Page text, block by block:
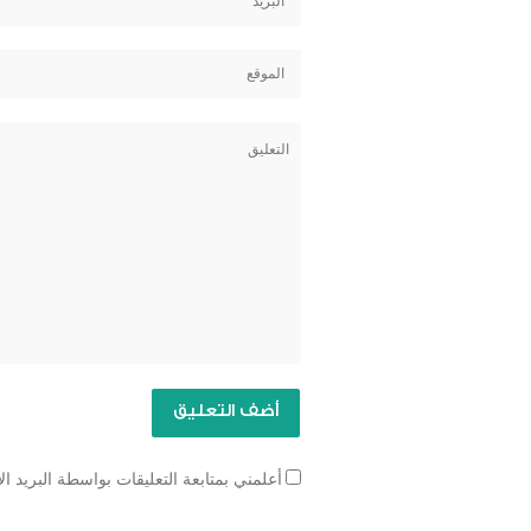
أعلمني بمتابعة التعليقات بواسطة البريد